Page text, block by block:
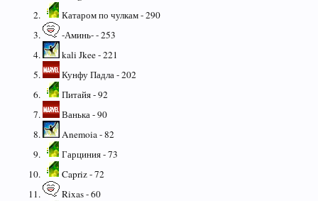
Катаром по чулкам - 290
-Аминь- - 253
kali Jkee - 221
Кунфу Падла - 202
Питайя - 92
Ванька - 90
Anemoia - 82
Гарциния - 73
Capriz - 72
Rixas - 60